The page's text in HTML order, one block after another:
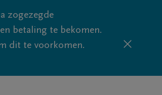
zogezegde
betaling te bekomen.
dit te voorkomen.